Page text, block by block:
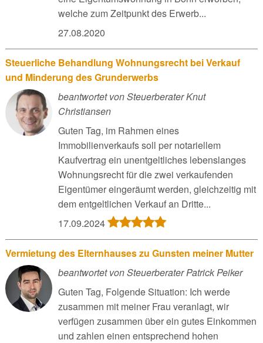
welche zum Zeitpunkt des Erwerb...
27.08.2020
Steuerliche Behandlung Wohnungsrecht bei Verkauf
und Minderung des Grunderwerbs
beantwortet von Steuerberater Knut
Christiansen
Guten Tag, im Rahmen eines
Immobilienverkaufs soll per notariellem
Kaufvertrag ein unentgeltliches lebenslanges
Wohnungsrecht für die zwei verkaufenden
Eigentümer eingeräumt werden, gleichzeitig mit
dem entgeltlichen Verkauf an Dritte...
17.09.2024
Vermietung des Elternhauses zu Gunsten meiner Mutter
beantwortet von Steuerberater Patrick Peiker
Guten Tag, Folgende Situation: Ich werde
zusammen mit meiner Frau veranlagt, wir
verfügen zusammen über ein gutes Einkommen
und zahlen einen entsprechend hohen